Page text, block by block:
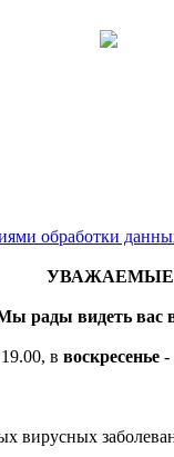
обработки
УВАЖАЕМЫЕ
рады видеть вас
в воскресенье -
вирусных